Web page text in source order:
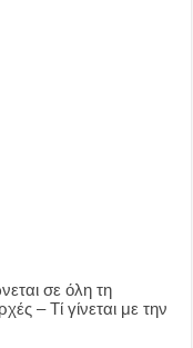
σε όλη τη
– Τί γίνεται με την